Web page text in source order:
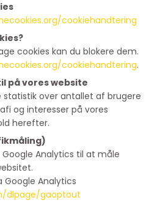
cookiehandtering
cookies kan du blokere dem.
cookiehandtering.
på vores website
over antallet af brugere
og interesser på vores
herefter.
Analytics til at måle
Analytics
dlpage/gaoptout